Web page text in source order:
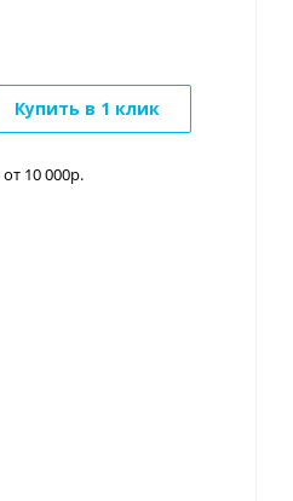
Купить в 1 клик
10 000р.